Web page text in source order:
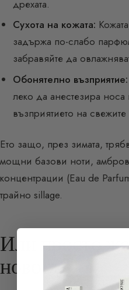
дрехата.
Сухота на кожата:
задържа по-слабо
забравяйте да
Обонятелно възприятие:
леко да анестезира
възприятието на
Ето защо, през зимата,
мощни базови ноти,
концентрации (Eau de
трайно sillage.
Или просто
новост?